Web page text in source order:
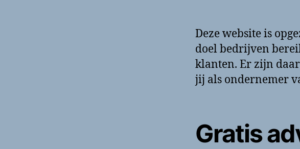
Deze website is
doel bedrijven
klanten. Er zijn
jij als ondernemer
Gratis